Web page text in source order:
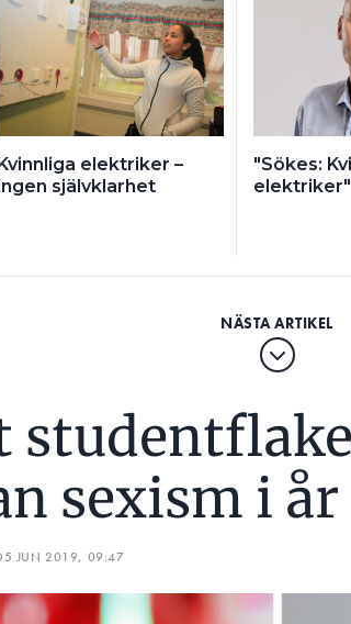
elektriker –
självklarhet
"Sökes:
elektriker"
sexism i år
5 JUN 2019, 09:47